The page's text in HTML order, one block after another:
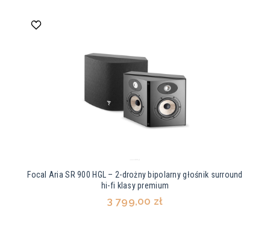
Focal Aria SR 900 HGL – 2-drożny bipolarny głośnik surround
hi-fi klasy premium
3 799,00 zł